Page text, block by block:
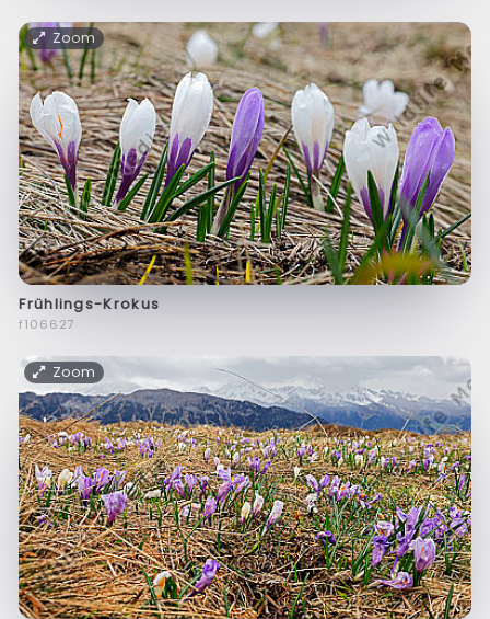
Zoom
Frühlings-Krokus
f106627
Zoom